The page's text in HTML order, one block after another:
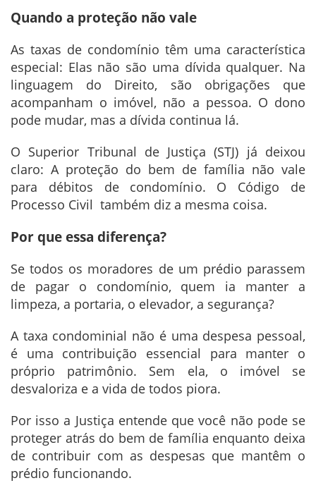
Quando a proteção não vale
As taxas de condomínio têm uma característica
especial: Elas não são uma dívida qualquer. Na
linguagem do Direito, são obrigações que
acompanham o imóvel, não a pessoa. O dono
pode mudar, mas a dívida continua lá.
O Superior Tribunal de Justiça (STJ) já deixou
claro: A proteção do bem de família não vale
para débitos de condomínio. O Código de
Processo Civil também diz a mesma coisa.
Por que essa diferença?
Se todos os moradores de um prédio parassem
de pagar o condomínio, quem ia manter a
limpeza, a portaria, o elevador, a segurança?
A taxa condominial não é uma despesa pessoal,
é uma contribuição essencial para manter o
próprio patrimônio. Sem ela, o imóvel se
desvaloriza e a vida de todos piora.
Por isso a Justiça entende que você não pode se
proteger atrás do bem de família enquanto deixa
de contribuir com as despesas que mantêm o
prédio funcionando.